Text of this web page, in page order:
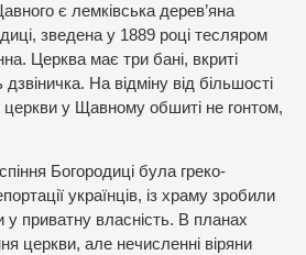
є лемківська дерев’яна
зведена у 1889 році тесляром
Церква має три бані, вкриті
На відміну від більшості
церкви у Щавному обшиті не гонтом,
Богородиці була греко-
українців, із храму зробили
у приватну власність. В планах
церкви, але нечисленні віряни